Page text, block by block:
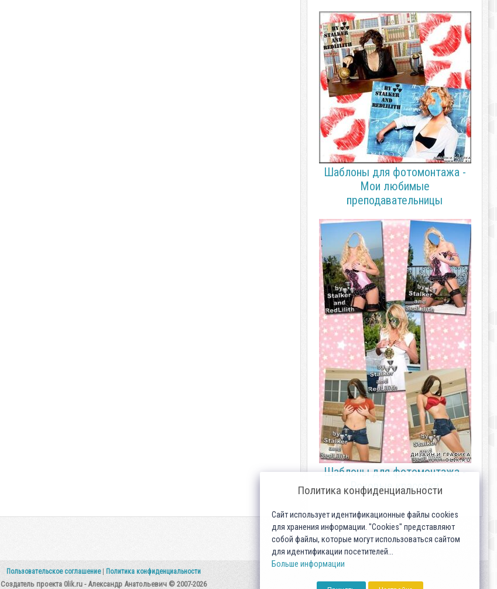
Шаблоны для фотомонтажа -
Мои любимые
преподавательницы
Шаблоны для фотомонтажа -
Роковые красотки
Пользовательское соглашение Политика конфиденциальности
Создатель проекта 0lik.ru - Александр Анатольевич © 2007-2026
Политика конфиденциальности
Сайт использует идентификационные файлы cookies
для хранения информации. "Cookies" представляют
собой файлы, которые могут использоваться сайтом
для идентификации посетителей...
Больше информации